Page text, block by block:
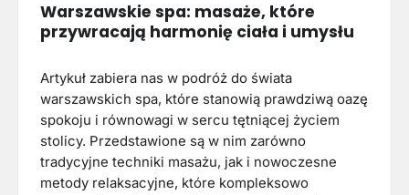
Warszawskie spa: masaże, które
przywracają harmonię ciała i umysłu
Artykuł zabiera nas w podróż do świata
warszawskich spa, które stanowią prawdziwą oazę
spokoju i równowagi w sercu tętniącej życiem
stolicy. Przedstawione są w nim zarówno
tradycyjne techniki masażu, jak i nowoczesne
metody relaksacyjne, które kompleksowo